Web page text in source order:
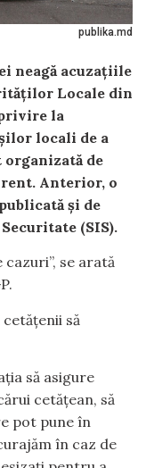
publika.md
neagă acuzațiile
Locale din
la
locali de a
de
Anterior, o
și de
(SIS).
se arată
să
să asigure
cetățean, să
pot pune în
în caz de